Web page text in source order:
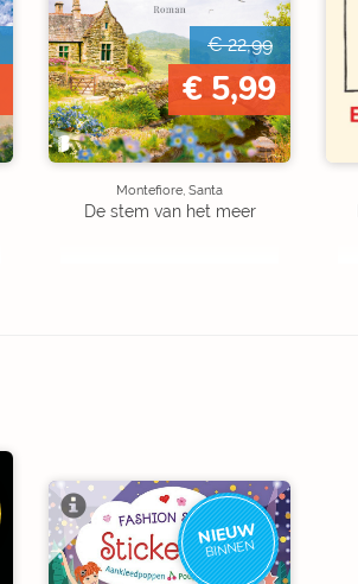
€ 22,99
€ 5,99
Montefiore, Santa
De stem van het meer
NIEUW
BINNEN